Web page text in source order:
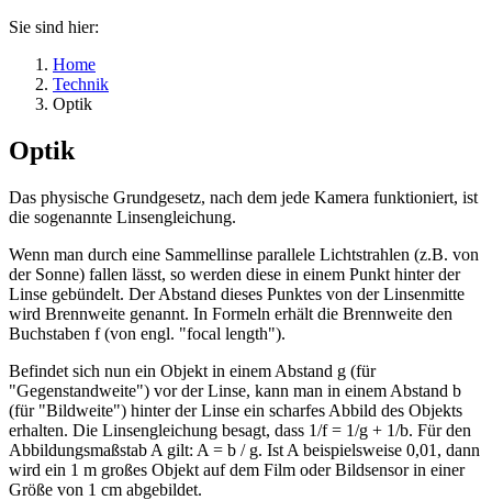
Sie sind hier:
Home
Technik
Optik
Optik
Das physische Grundgesetz, nach dem jede Kamera funktioniert, ist
die sogenannte Linsengleichung.
Wenn man durch eine Sammellinse parallele Lichtstrahlen (z.B. von
der Sonne) fallen lässt, so werden diese in einem Punkt hinter der
Linse gebündelt. Der Abstand dieses Punktes von der Linsenmitte
wird Brennweite genannt. In Formeln erhält die Brennweite den
Buchstaben f (von engl. "focal length").
Befindet sich nun ein Objekt in einem Abstand g (für
"Gegenstandweite") vor der Linse, kann man in einem Abstand b
(für "Bildweite") hinter der Linse ein scharfes Abbild des Objekts
erhalten. Die Linsengleichung besagt, dass 1/f = 1/g + 1/b. Für den
Abbildungsmaßstab A gilt: A = b / g. Ist A beispielsweise 0,01, dann
wird ein 1 m großes Objekt auf dem Film oder Bildsensor in einer
Größe von 1 cm abgebildet.